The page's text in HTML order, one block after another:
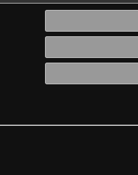
الاسم*
البريد
Website